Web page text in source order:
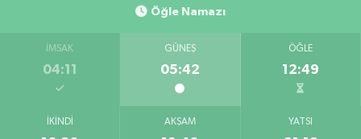
Öğle Namazı
İMSAK
04:11
GÜNEŞ
05:42
ÖĞLE
12:49
İKINDI AKŞAM YATSI